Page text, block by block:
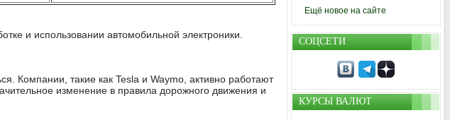
и использовании автомобильной электроники.
Компании, такие как Tesla и Waymo, активно работают
изменение в правила дорожного движения и
Ещё новое на сайте
СОЦСЕТИ
КУРСЫ ВАЛЮТ